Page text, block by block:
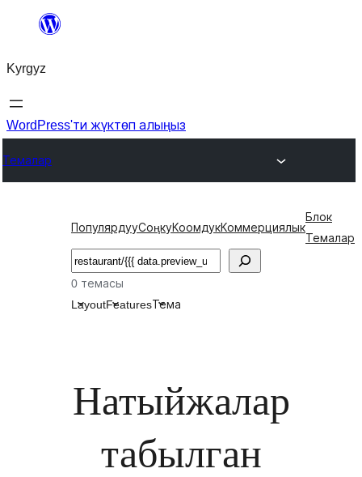
Мазмунга
Kyrgyz
WordPress'ти жүктөп алыңыз
Темалар
ПопулярдууСоңкуКоомдукКоммерциялык
Блок
Темалар
Издөө
0 темасы
LayoutFeaturesТема
Натыйжалар
табылган